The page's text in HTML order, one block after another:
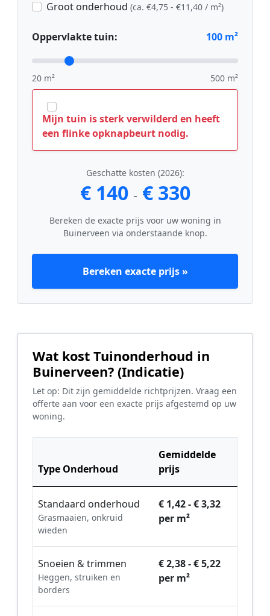
Groot onderhoud (ca. €4,75 - €11,40 / m²)
Oppervlakte tuin: 100 m²
20 m² 500 m²
Mijn tuin is sterk verwilderd en heeft
een flinke opknapbeurt nodig.
Geschatte kosten (2026):
€ 140 - € 330
Bereken de exacte prijs voor uw woning in
Buinerveen via onderstaande knop.
Bereken exacte prijs »
Wat kost Tuinonderhoud in
Buinerveen? (Indicatie)
Let op: Dit zijn gemiddelde richtprijzen. Vraag een
offerte aan voor een exacte prijs afgestemd op uw
woning.
Type Onderhoud
Gemiddelde
prijs
Standaard onderhoud
Grasmaaien, onkruid
wieden
€ 1,42 - € 3,32
per m²
Snoeien & trimmen
Heggen, struiken en
borders
€ 2,38 - € 5,22
per m²